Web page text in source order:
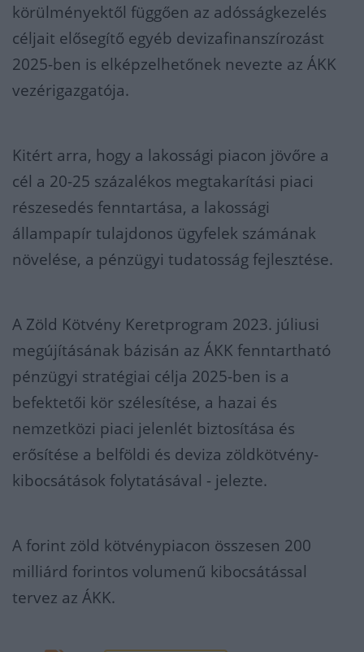
körülményektől függően az adósságkezelés
céljait elősegítő egyéb devizafinanszírozást
2025-ben is elképzelhetőnek nevezte az ÁKK
vezérigazgatója.
Kitért arra, hogy a lakossági piacon jövőre a
cél a 20-25 százalékos megtakarítási piaci
részesedés fenntartása, a lakossági
állampapír tulajdonos ügyfelek számának
növelése, a pénzügyi tudatosság fejlesztése.
A Zöld Kötvény Keretprogram 2023. júliusi
megújításának bázisán az ÁKK fenntartható
pénzügyi stratégiai célja 2025-ben is a
befektetői kör szélesítése, a hazai és
nemzetközi piaci jelenlét biztosítása és
erősítése a belföldi és deviza zöldkötvény-
kibocsátások folytatásával - jelezte.
A forint zöld kötvénypiacon összesen 200
milliárd forintos volumenű kibocsátással
tervez az ÁKK.